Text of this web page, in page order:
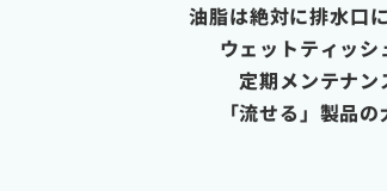
油脂は絶対に排水口
ウェットティッ
定期メンテナン
「流せる」製品